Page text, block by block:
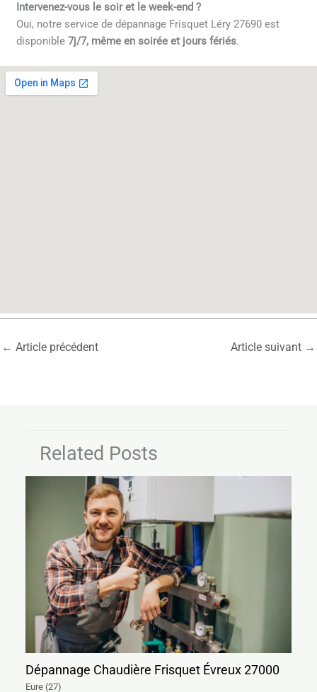
Intervenez-vous le soir et le week-end ?
Oui, notre service de dépannage Frisquet Léry 27690 est
disponible7j/7, même en soirée et jours fériés.
← Article précédent Article suivant →
Related Posts
Dépannage Chaudière Frisquet Évreux 27000
Eure (27)